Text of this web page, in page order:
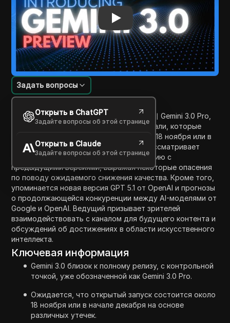
Введение в содержание
Задать вопросы
Открыть в ChatGPT
Задайте вопросы об этой странице
Открыть в Claude
Задайте вопросы об этой странице
В видео обсуждается предстоящее 출시 Gemini 3.0 Pro,
подчеркивая его предварительные детали, которые
предполагают публичный запуск около 18 ноября или в
начале декабря 2025 года. Ведущий рассматривает
возможности новой модели по сравнению с
предыдущими версиями, выражая некоторые опасения
по поводу ожидаемого снижения качества. Кроме того,
упоминается новая версия GPT 5.1 от OpenAI и прогнозы
о продолжающейся конкуренции между AI-моделями от
Google и OpenAI. Ведущий призывает зрителей
взаимодействовать с каналом для будущего контента и
обсуждений об достижениях в области искусственного
интеллекта.
Ключевая информация
Gemini 3.0 близок к полному релизу, с контрольной
точкой, уже обозначенной как Gemini 3.0 Pro.
Ожидается, что открытый запуск состоится около
18 ноября или в начале декабря на основе
различных утечек.